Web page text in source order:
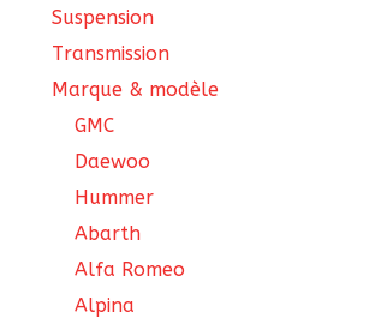
Suspension
Transmission
Marque & modèle
GMC
Daewoo
Hummer
Abarth
Alfa Romeo
Alpina